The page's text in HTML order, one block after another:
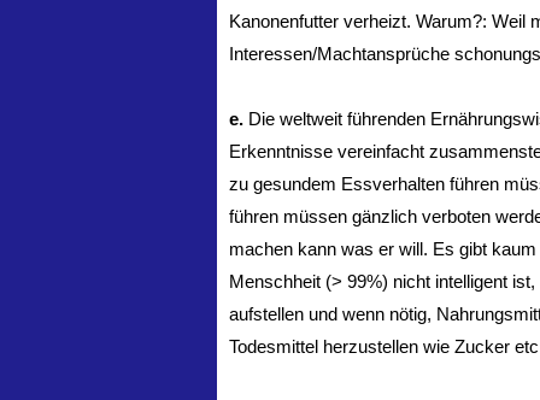
Kanonenfutter verheizt. Warum?: Weil
Interessen/Machtansprüche
e. Die weltweit führenden
Erkenntnisse vereinfacht
zu gesundem Essverhalten führen
führen müssen gänzlich verboten
machen kann was er will. Es gibt
Menschheit (> 99%) nicht intelligent
aufstellen und wenn nötig,
Todesmittel herzustellen wie Zucker